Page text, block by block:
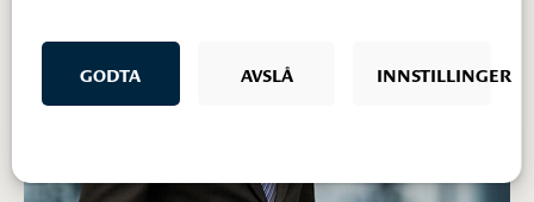
GODTA AVSLÅ INNSTILLINGER